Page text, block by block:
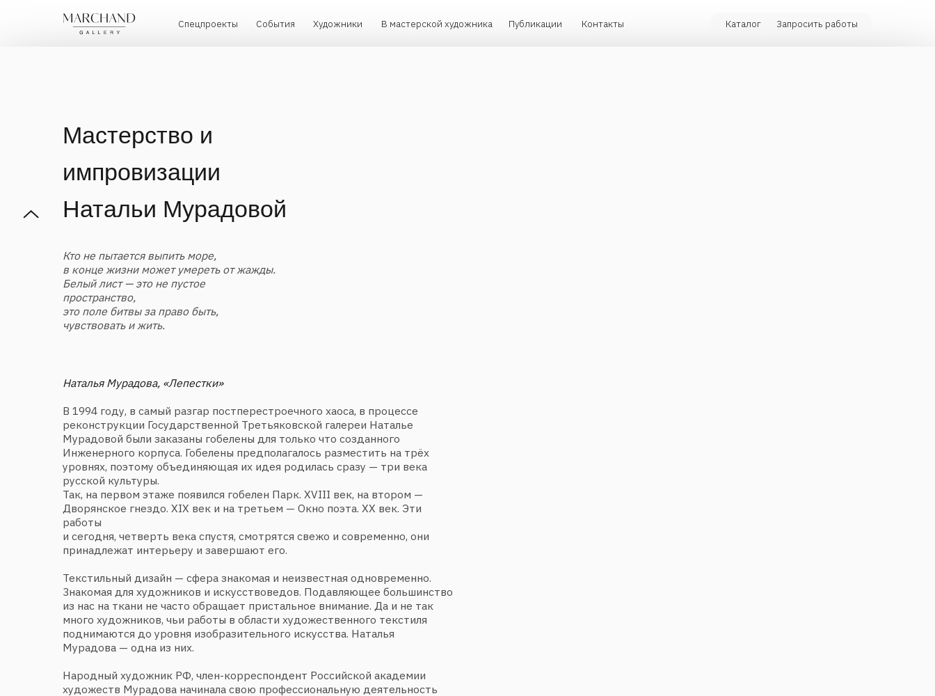
Спецпроекты События Художники В мастерской художника Публикации Контакты Запросить работы
импровизации
Натальи Мурадовой
Белый лист — это не пустое
пространство,
это поле битвы за право быть,
чувствовать и жить.
реконструкции Государственной Третьяковской галереи Наталье
Мурадовой были заказаны гобелены для только что созданного
уровнях, поэтому объединяющая их идея родилась сразу — три века
русской культуры.
Так, на первом этаже появился гобелен Парк. ХVIII век, на втором —
Дворянское гнездо. ХIХ век и на третьем — Окно поэта. ХХ век. Эти
работы
и сегодня, четверть века спустя, смотрятся свежо и современно, они
принадлежат интерьеру и завершают его.
Текстильный дизайн — сфера знакомая и неизвестная одновременно.
Знакомая для художников и искусствоведов. Подавляющее большинство
из нас на ткани не часто обращает пристальное внимание. Да и не так
много художников, чьи работы в области художественного текстиля
Мурадова — одна из них.
Народный художник РФ, член-корреспондент Российской академии
художеств Мурадова начинала свою профессиональную деятельность
в 1960-х годах в текстильной промышленности и со временем занялась,
и весьма успешно, театральными занавесами для сценических площадок
в разных городах страны, гобеленами.
Безусловно, главным проектом явилось участие в реконструкции
резиденции президента России.